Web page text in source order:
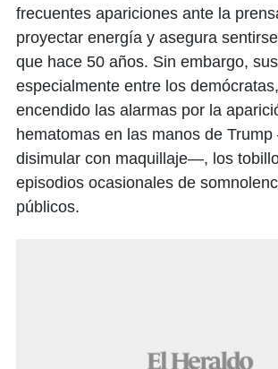
frecuentes apariciones ante la
proyectar energía y asegura
que hace 50 años. Sin embargo,
especialmente entre los
encendido las alarmas por la
hematomas en las manos de
disimular con maquillaje—, los
episodios ocasionales de
públicos.